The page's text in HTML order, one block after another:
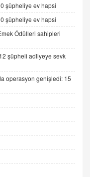
Vurulan Şamar:
Yürüyoruz"
şüpheliye ev hapsi
şüpheliye ev hapsi
Ödülleri sahipleri
şüpheli adliyeye sevk
operasyon genişledi: 15